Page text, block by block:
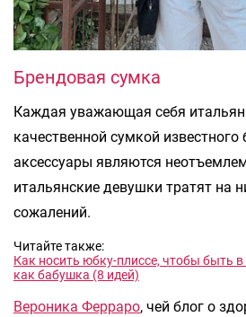
Брендовая сумка
Каждая уважающая себя
качественной сумкой
аксессуары являются
итальянские девушки тратят на
сожалений.
Читайте также:
Как носить юбку-плиссе, чтобы быть в
как бабушка (8 идей)
Вероника Ферраро, чей блог о